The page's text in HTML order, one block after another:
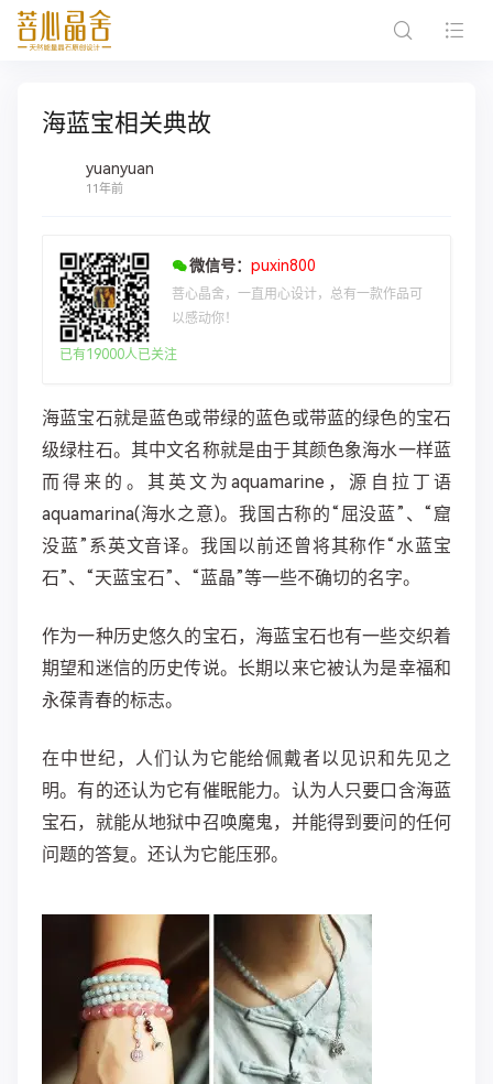
海蓝宝相关典故
yuanyuan
11年前
微信号： puxin800
菩心晶舍，一直用心设计，总有一款作品可
以感动你！
已有19000人已关注
海蓝宝石就是蓝色或带绿的蓝色或带蓝的绿色的宝石
级绿柱石。其中文名称就是由于其颜色象海水一样蓝
而得来的。其英文为aquamarine，源自拉丁语
aquamarina(海水之意)。我国古称的“屈没蓝”、“窟
没蓝”系英文音译。我国以前还曾将其称作“水蓝宝
石”、“天蓝宝石”、“蓝晶”等一些不确切的名字。
作为一种历史悠久的宝石，海蓝宝石也有一些交织着
期望和迷信的历史传说。长期以来它被认为是幸福和
永葆青春的标志。
在中世纪，人们认为它能给佩戴者以见识和先见之
明。有的还认为它有催眠能力。认为人只要口含海蓝
宝石，就能从地狱中召唤魔鬼，并能得到要问的任何
问题的答复。还认为它能压邪。